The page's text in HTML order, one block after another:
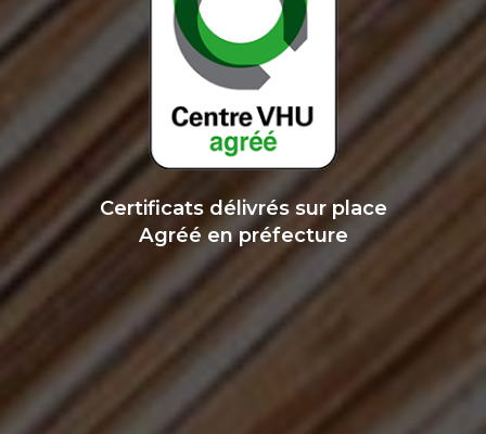
Certificats délivrés sur place
Agréé en préfecture